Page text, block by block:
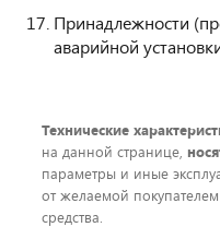
Принадлежности
аварийной
Технические
на данной странице,
параметры и иные
от желаемой
средства.